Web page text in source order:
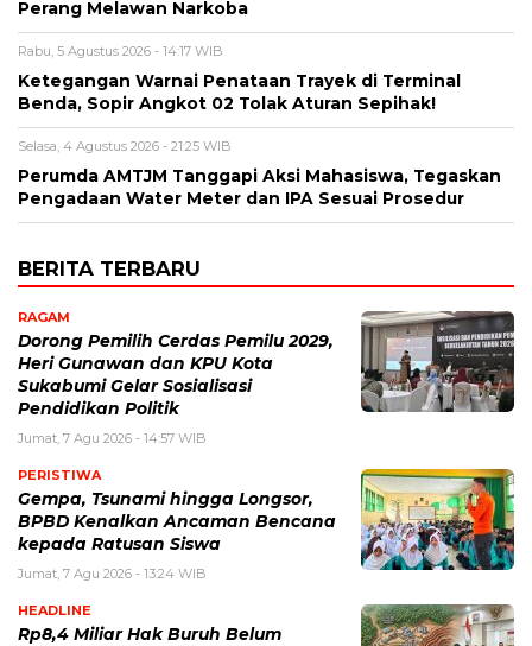
Perang Melawan Narkoba
Rabu, 5 Agustus 2026 - 14:17 WIB
Ketegangan Warnai Penataan Trayek di Terminal
Benda, Sopir Angkot 02 Tolak Aturan Sepihak!
Selasa, 4 Agustus 2026 - 21:25 WIB
Perumda AMTJM Tanggapi Aksi Mahasiswa, Tegaskan
Pengadaan Water Meter dan IPA Sesuai Prosedur
BERITA TERBARU
RAGAM
Dorong Pemilih Cerdas Pemilu 2029,
Heri Gunawan dan KPU Kota
Sukabumi Gelar Sosialisasi
Pendidikan Politik
Jumat, 7 Agu 2026 - 14:57 WIB
PERISTIWA
Gempa, Tsunami hingga Longsor,
BPBD Kenalkan Ancaman Bencana
kepada Ratusan Siswa
Jumat, 7 Agu 2026 - 13:24 WIB
HEADLINE
Rp8,4 Miliar Hak Buruh Belum